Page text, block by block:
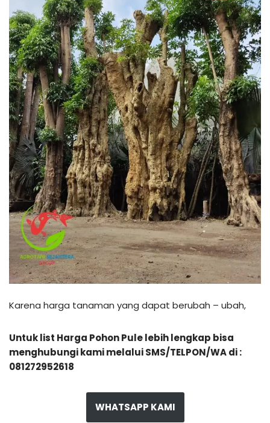
Karena harga tanaman yang dapat berubah – ubah,
Untuk list Harga Pohon Pule lebih lengkap bisa
menghubungi kami melalui SMS/TELPON/WA di :
081272952618
WHATSAPP KAMI